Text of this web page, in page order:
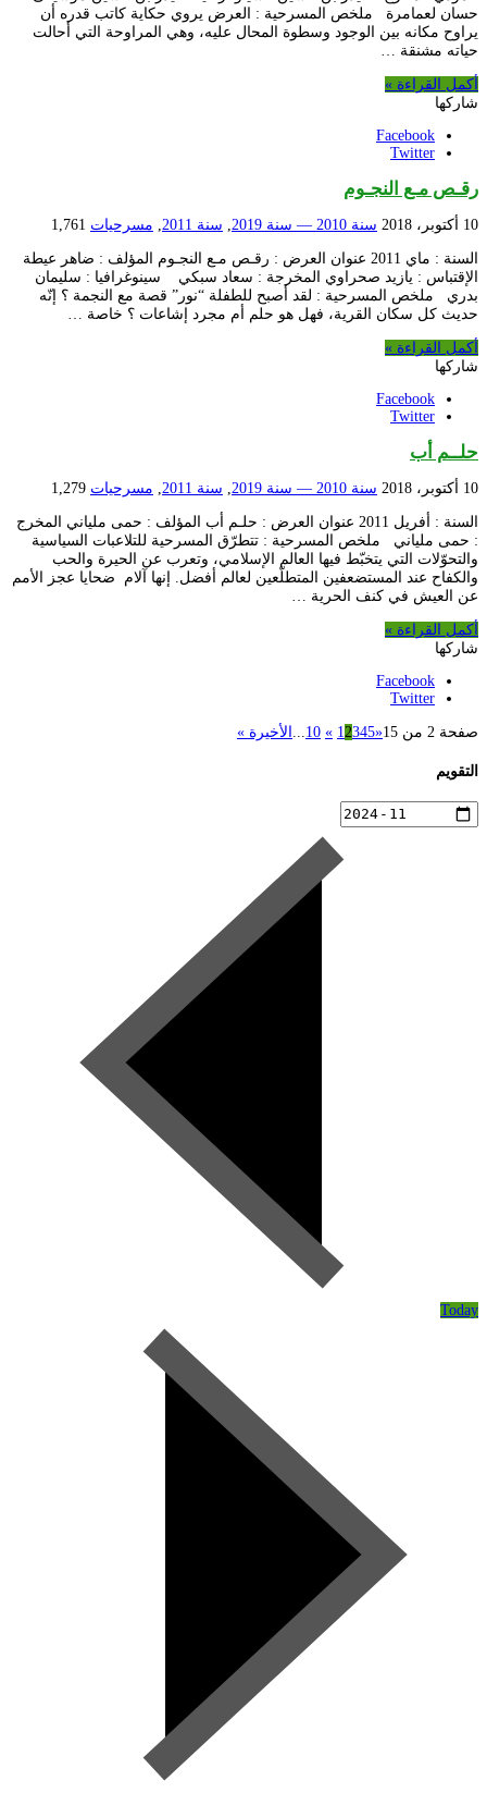
حسان لعمامرة ملخص المسرحية : العرض يروي حكاية كاتب قدره أن
يراوح مكانه بين الوجود وسطوة المحال عليه، وهي المراوحة التي أحالت
حياته مشنقة …
أكمل القراءة »
شاركها
Facebook
Twitter
رقـص مـع النجـوم
10 أكتوبر، 2018 سنة 2010 — سنة 2019 , سنة 2011 , مسرحيات 1,761
السنة : ماي 2011 عنوان العرض : رقـص مـع النجـوم المؤلف : ضاهر عيطة
الإقتباس : يازيد صحراوي المخرجة : سعاد سبكي سينوغرافيا : سليمان
بدري ملخص المسرحية : لقد أصبح للطفلة “نور” قصة مع النجمة ؟ إنّه
حديث كل سكان القرية، فهل هو حلم أم مجرد إشاعات ؟ خاصة …
أكمل القراءة »
شاركها
Facebook
Twitter
حلــم أب
10 أكتوبر، 2018 سنة 2010 — سنة 2019 , سنة 2011 , مسرحيات 1,279
السنة : أفريل 2011 عنوان العرض : حلـم أب المؤلف : حمى ملياني المخرج
: حمى ملياني ملخص المسرحية : تتطرّق المسرحية للتلاعبات السياسية
والتحوّلات التي يتخبّط فيها العالم الإسلامي، وتعرب عن الحيرة والحب
والكفاح عند المستضعفين المتطلّعين لعالم أفضل. إنها آلام ضحايا عجز الأمم
عن العيش في كنف الحرية …
أكمل القراءة »
شاركها
Facebook
Twitter
صفحة 2 من 15 «
12345
»
10
... الأخيرة »
التقويم
Today